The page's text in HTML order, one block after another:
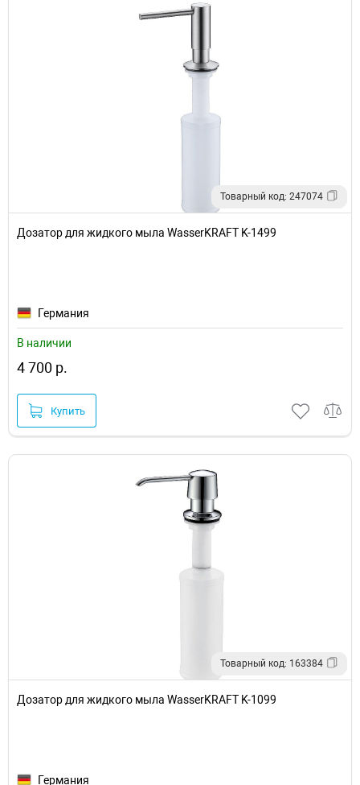
Товарный код: 247074
Дозатор для жидкого мыла WasserKRAFT K-1499
Германия
В наличии
4 700 р.
Купить
Товарный код: 163384
Дозатор для жидкого мыла WasserKRAFT K-1099
Германия